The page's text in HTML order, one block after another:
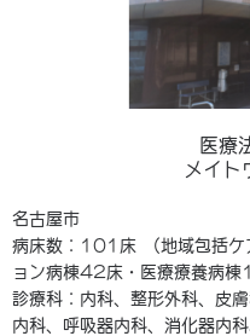
医療
メイト
名古屋市
病床数：101床 （地域包括ケ
ョン病棟42床・医療療養病棟
診療科：内科、整形外科、皮
内科、呼吸器内科、消化器内